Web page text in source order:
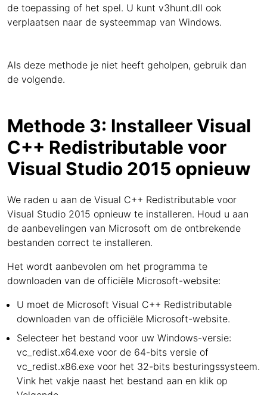
de toepassing of het spel. U kunt v3hunt.dll ook
verplaatsen naar de systeemmap van Windows.
Als deze methode je niet heeft geholpen, gebruik dan
de volgende.
Methode 3: Installeer Visual
C++ Redistributable voor
Visual Studio 2015 opnieuw
We raden u aan de Visual C++ Redistributable voor
Visual Studio 2015 opnieuw te installeren. Houd u aan
de aanbevelingen van Microsoft om de ontbrekende
bestanden correct te installeren.
Het wordt aanbevolen om het programma te
downloaden van de officiële Microsoft-website:
U moet de Microsoft Visual C++ Redistributable
downloaden van de officiële Microsoft-website.
Selecteer het bestand voor uw Windows-versie:
vc_redist.x64.exe voor de 64-bits versie of
vc_redist.x86.exe voor het 32-bits besturingssysteem.
Vink het vakje naast het bestand aan en klik op